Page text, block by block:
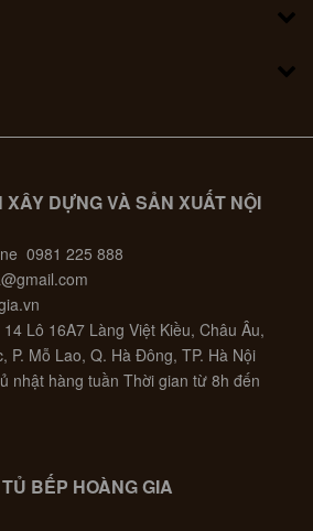
XÂY DỰNG VÀ SẢN XUẤT NỘI
0981 225 888
Lô 16A7 Làng Việt Kiều, Châu Âu,
P. Mỗ Lao, Q. Hà Đông, TP. Hà Nội
nhật hàng tuần Thời gian từ 8h đến
BẾP HOÀNG GIA